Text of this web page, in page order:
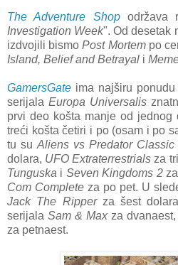
The Adventure Shopodržava
Investigation Week". Od desetak
izdvojili bismoPost Mortempo
Island, Belief and Betrayal i
GamersGate ima najširu
serijala Europa Universalis
prvi deo košta manje od jednog
treći košta četiri i po (osam i po
tu suAliens vs Predator Classic
dolara, UFO Extraterrestrials za
Tunguska i Seven Kingdoms 2za
Com Complete za po pet. U
Jack The Ripperza šest
serijala Sam & Max za
za petnaest.